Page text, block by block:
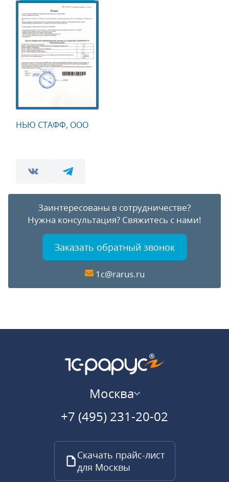
НЬЮ СТАФФ, ООО
Заинтересованы в сотрудничестве?
Нужна консультация? Свяжитесь с нами!
Заказать обратный звонок
1c@rarus.ru
Москва
+7 (495) 231-20-02
Скачать прайс-лист
для Москвы